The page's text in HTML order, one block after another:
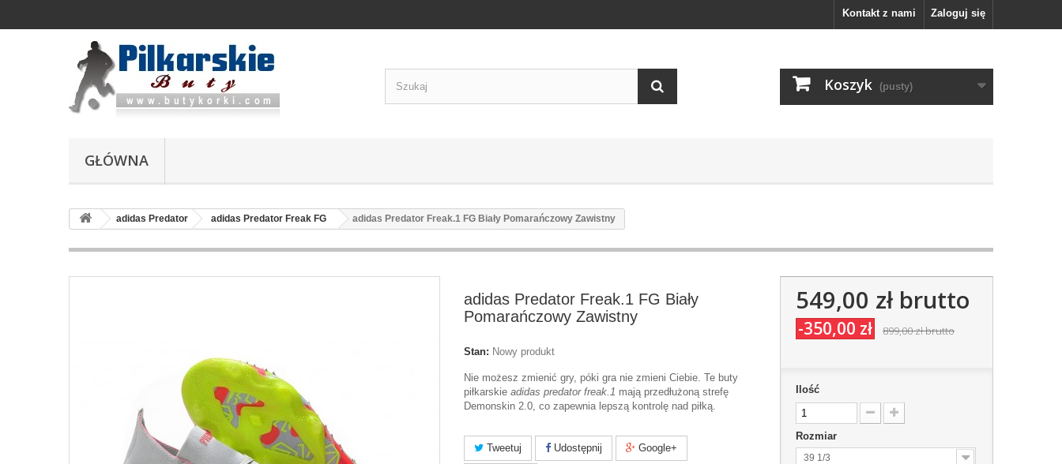
Zaloguj się
Kontakt z nami
Koszyk (pusty)
GŁÓWNA
adidas Predator adidas Predator Freak FG adidas Predator Freak.1 FG Biały Pomarańczowy Zawistny
adidas Predator Freak.1 FG Biały
Pomarańczowy Zawistny
Stan: Nowy produkt
Nie możesz zmienić gry, póki gra nie zmieni Ciebie. Te buty
piłkarskie adidas predator freak.1 mają przedłużoną strefę
Demonskin 2.0, co zapewnia lepszą kontrolę nad piłką.
Tweetuj Udostępnij Google+
549,00 złbrutto
-350,00 zł 899,00 złbrutto
Ilość
Rozmiar
39 1/3